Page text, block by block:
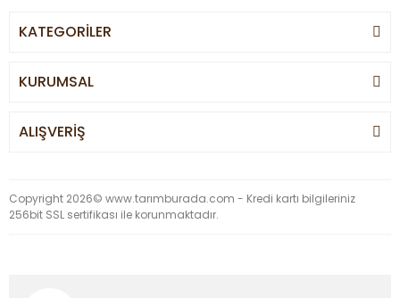
KATEGORİLER
KURUMSAL
ALIŞVERİŞ
Copyright 2026© www.tarımburada.com - Kredi kartı bilgileriniz
256bit SSL sertifikası ile korunmaktadır.